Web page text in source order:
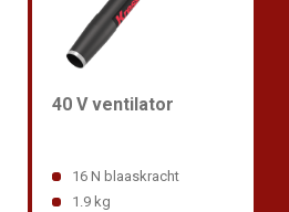
40 V ventilator
16 N blaaskracht
1.9 kg